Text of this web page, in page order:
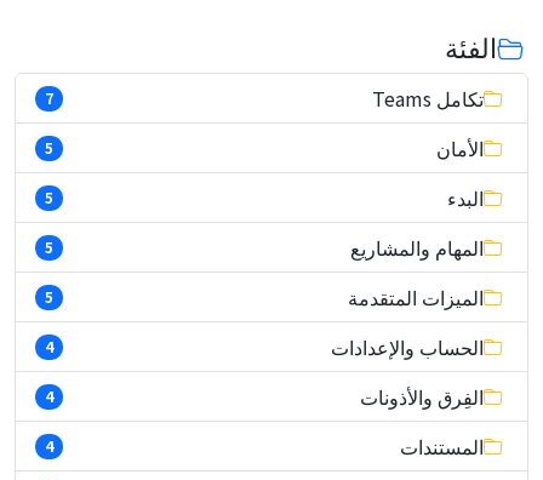
الفئة
تكامل Teams 7
الأمان 5
البدء 5
المهام والمشاريع 5
الميزات المتقدمة 5
الحساب والإعدادات 4
الفِرق والأذونات 4
المستندات 4